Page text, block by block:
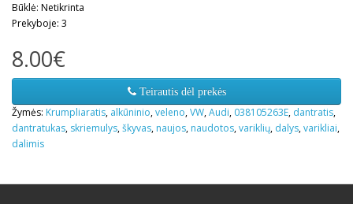
Būklė: Netikrinta
Prekyboje: 3
8.00€
Teirautis dėl prekės
Žymės: Krumpliaratis, alkūninio,veleno,VW,Audi, 038105263E, dantratis,
dantratukas, skriemulys,škyvas, naujos, naudotos,variklių, dalys,varikliai,
dalimis